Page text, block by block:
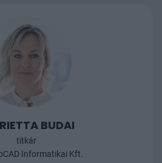
BUDAI
titkár
Informatikai Kft.